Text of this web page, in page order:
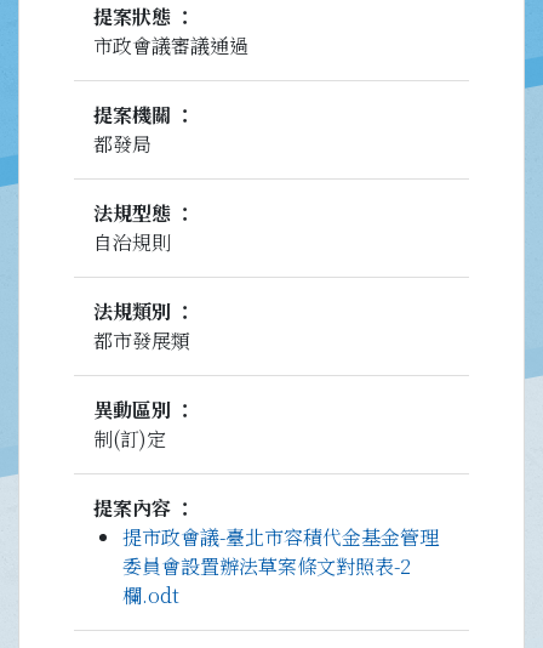
提案狀態
市政會議審議通過
提案機關
都發局
法規型態
自治規則
法規類別
都市發展類
異動區別
制(訂)定
提案內容
提市政會議-臺北市容積代金基金管理
委員會設置辦法草案條文對照表-2
欄.odt